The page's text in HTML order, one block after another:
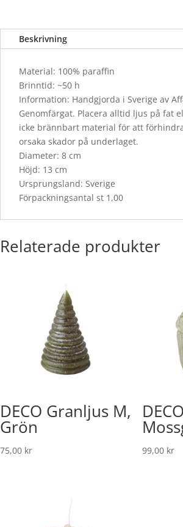
Beskrivning
Material: 100% paraffin
Brinntid: ~50 h
Information: Handgjorda i Sverige av
Genomfärgat. Placera alltid ljus på fat
icke brännbart material för att
orsaka skador på underlaget.
Diameter: 8 cm
Höjd: 13 cm
Ursprungsland: Sverige
Förpackningsantal st 1,00
Relaterade produkter
DECO Granljus M,
Grön
75,00 kr 99,00 kr